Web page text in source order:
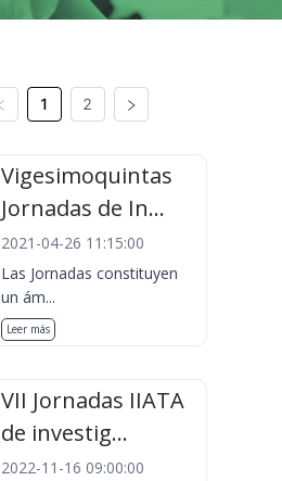
1 2
Vigesimoquintas
Jornadas de In...
2021-04-26 11:15:00
Las Jornadas constituyen
un ám...
Leer más
VII Jornadas IIATA
de investig...
2022-11-16 09:00:00